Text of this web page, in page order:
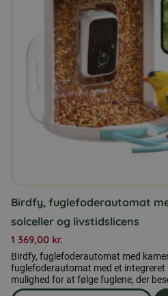
Birdfy, fuglefoderautomat
solceller og livstidslicens
1 369,00 kr.
Birdfy, fuglefoderautomat med
fuglefoderautomat med et integreret
mulighed for at følge fuglene, der